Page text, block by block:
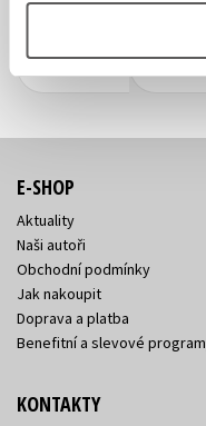
mailových novinek
E-SHOP
Aktuality
Naši autoři
Obchodní podmínky
Jak nakoupit
Doprava a platba
Benefitní a slevové
KONTAKTY